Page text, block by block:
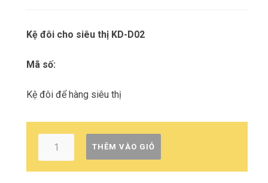
Kệ đôi cho siêu thị KD-D02
Mã số:
Kệ đôi để hàng siêu thị
THÊM VÀO GIỎ